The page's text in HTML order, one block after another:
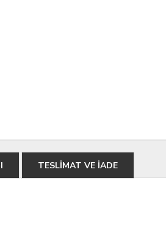
TESLİMAT VE İADE